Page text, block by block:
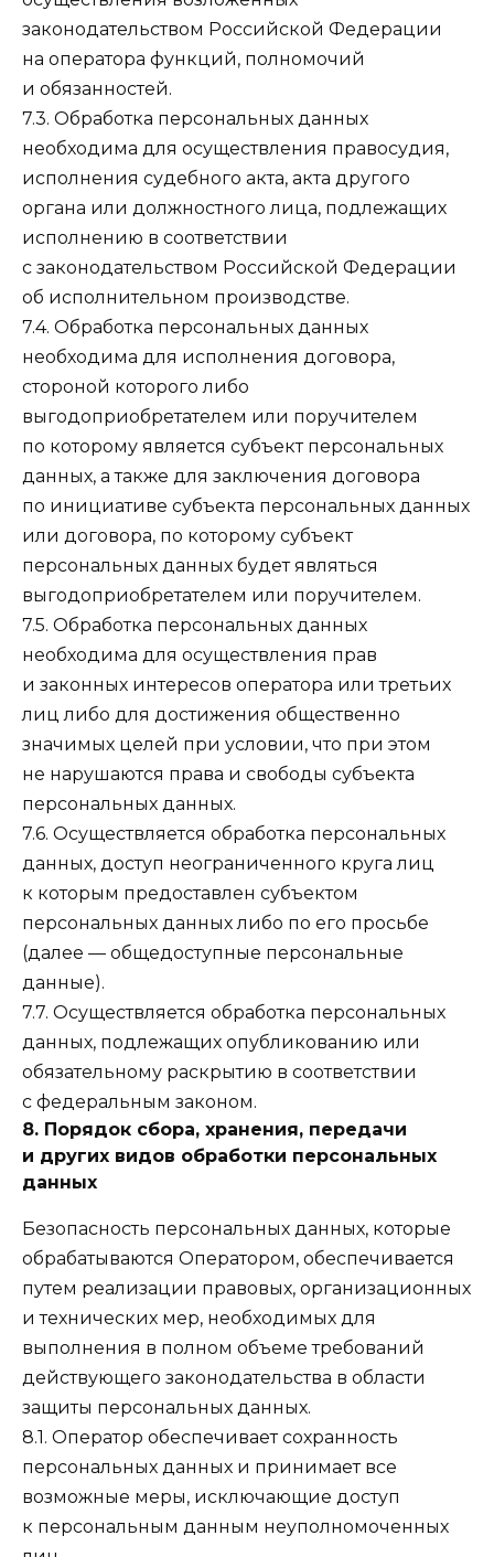
законодательством Российской Федерации
на оператора функций, полномочий
и обязанностей.
7.3. Обработка персональных данных
необходима для осуществления правосудия,
исполнения судебного акта, акта другого
органа или должностного лица, подлежащих
исполнению в соответствии
с законодательством Российской Федерации
об исполнительном производстве.
7.4. Обработка персональных данных
необходима для исполнения договора,
стороной которого либо
выгодоприобретателем или поручителем
по которому является субъект персональных
данных, а также для заключения договора
по инициативе субъекта персональных данных
или договора, по которому субъект
персональных данных будет являться
выгодоприобретателем или поручителем.
7.5. Обработка персональных данных
необходима для осуществления прав
и законных интересов оператора или третьих
лиц либо для достижения общественно
значимых целей при условии, что при этом
не нарушаются права и свободы субъекта
персональных данных.
7.6. Осуществляется обработка персональных
данных, доступ неограниченного круга лиц
к которым предоставлен субъектом
персональных данных либо по его просьбе
(далее — общедоступные персональные
данные).
7.7. Осуществляется обработка персональных
данных, подлежащих опубликованию или
обязательному раскрытию в соответствии
с федеральным законом.
8. Порядок сбора, хранения, передачи
и других видов обработки персональных
данных
Безопасность персональных данных, которые
обрабатываются Оператором, обеспечивается
путем реализации правовых, организационных
и технических мер, необходимых для
выполнения в полном объеме требований
действующего законодательства в области
защиты персональных данных.
8.1. Оператор обеспечивает сохранность
персональных данных и принимает все
возможные меры, исключающие доступ
к персональным данным неуполномоченных